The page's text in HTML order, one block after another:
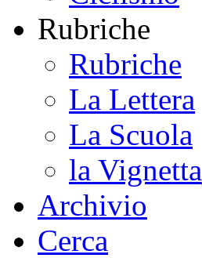
Rubriche
Rubriche
La Lettera
La Scuola
la Vignetta
Archivio
Cerca